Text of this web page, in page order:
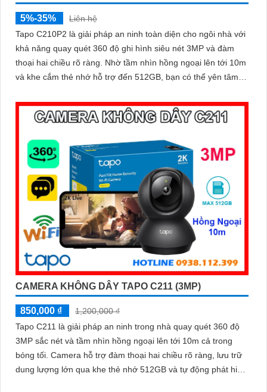
5%-35%
Liên hệ
Tapo C210P2 là giải pháp an ninh toàn diện cho ngôi nhà với
khả năng quay quét 360 độ ghi hình siêu nét 3MP và đàm
thoại hai chiều rõ ràng. Nhờ tầm nhìn hồng ngoại lên tới 10m
và khe cắm thẻ nhớ hỗ trợ đến 512GB, bạn có thể yên tâm
CAMERA KHÔNG DÂY TAPO C211 (3MP)
850,000 ₫
1,200,000 ₫
Tapo C211 là giải pháp an ninh trong nhà quay quét 360 độ
3MP sắc nét và tầm nhìn hồng ngoại lên tới 10m cả trong
bóng tối. Camera hỗ trợ đàm thoại hai chiều rõ ràng, lưu trữ
dung lượng lớn qua khe thẻ nhớ 512GB và tự động phát hiện